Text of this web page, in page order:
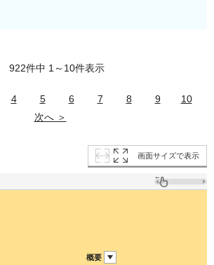
922件中 1～10件表示
4 5 6 7 8 9
10
次へ ＞
画面サイズで表示
概要